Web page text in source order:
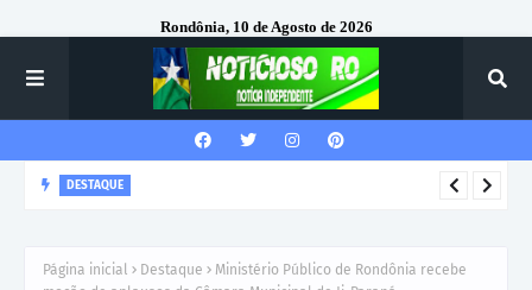
Rondônia, 10 de Agosto de 2026
DESTAQUE
Página inicial Destaque
Ministério Público de Rondônia recebe